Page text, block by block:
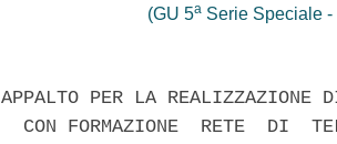
(GU 5a Serie Speciale
APPALTO PER LA REALIZZAZIONE
CON FORMAZIONE  RETE  DI